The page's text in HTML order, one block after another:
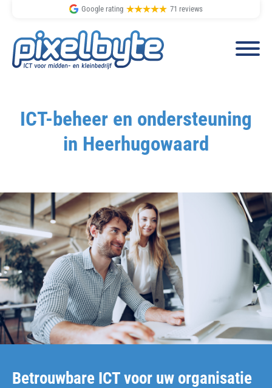
naar
hoofdnavigatie
naar
Google rating 71 reviews
ICT-beheer en ondersteuning
in Heerhugowaard
Betrouwbare ICT voor uw organisatie